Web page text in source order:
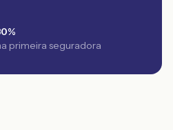
primeira seguradora